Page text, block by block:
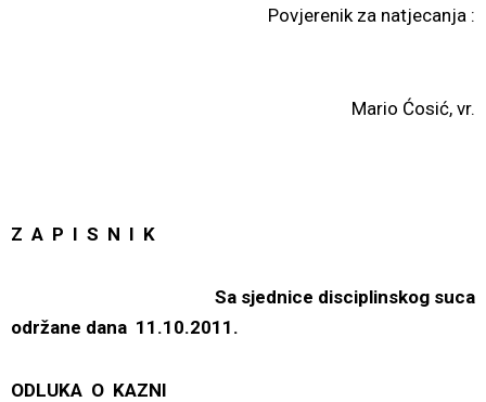
Povjerenik za natjecanja :
Mario Ćosić, vr.
Z A P I S N I K
Sa sjednice disciplinskog suca
održane dana 11.10.2011.
ODLUKA O KAZNI